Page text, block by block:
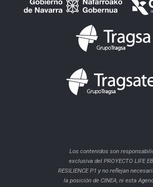
Los contenidos son
exclusiva del PROYECTO LIFE
RESILIENCE P1 y no reflejan
la posición de CINEA, ni esta